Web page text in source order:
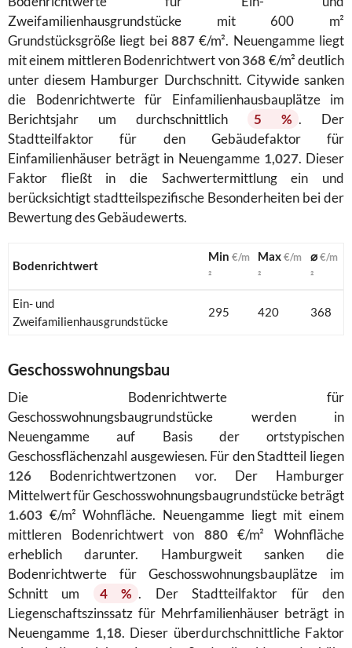
Zweifamilienhausgrundstücke mit 600 m²
Grundstücksgröße liegt bei 887 €/m². Neuengamme liegt
mit einem mittleren Bodenrichtwert von368€/m² deutlich
unter diesem Hamburger Durchschnitt. Citywide sanken
die Bodenrichtwerte für Einfamilienhausbauplätze im
Berichtsjahr um durchschnittlich
5 % . Der
Stadtteilfaktor für den Gebäudefaktor für
Einfamilienhäuser beträgt in Neuengamme 1,027. Dieser
Faktor fließt in die Sachwertermittlung ein und
berücksichtigt stadtteilspezifische Besonderheiten bei der
Bewertung des Gebäudewerts.
Bodenrichtwert
Min €/m
²
Max€/m
²
⌀€/m
²
Ein- und
Zweifamilienhausgrundstücke
295 420 368
Geschosswohnungsbau
Die Bodenrichtwerte für
Geschosswohnungsbaugrundstücke werden in
Neuengamme auf Basis der ortstypischen
Geschossflächenzahl ausgewiesen. Für den Stadtteil liegen
126 Bodenrichtwertzonen vor. Der Hamburger
Mittelwert für Geschosswohnungsbaugrundstücke beträgt
1.603 €/m² Wohnfläche. Neuengamme liegt mit einem
mittleren Bodenrichtwert von 880€/m² Wohnfläche
erheblich darunter. Hamburgweit sanken die
Bodenrichtwerte für Geschosswohnungsbauplätze im
Schnitt um
4 % . Der Stadtteilfaktor für den
Liegenschaftszinssatz für Mehrfamilienhäuser beträgt in
Neuengamme 1,18. Dieser überdurchschnittliche Faktor